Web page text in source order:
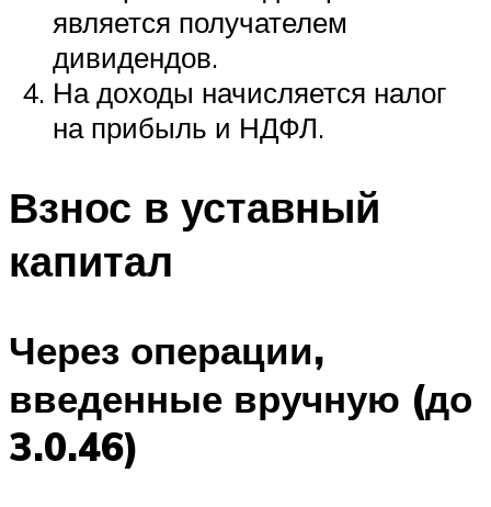
является получателем
дивидендов.
На доходы начисляется налог
на прибыль и НДФЛ.
Взнос в уставный
капитал
Через операции,
введенные вручную (до
3.0.46)